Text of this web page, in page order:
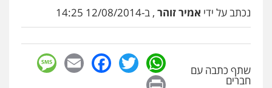
נכתב על ידי אמיר זוהר , ב-12/08/2014 14:25
שתף כתבה עם
חברים
WhatsApp
Twitter
Facebook
Email